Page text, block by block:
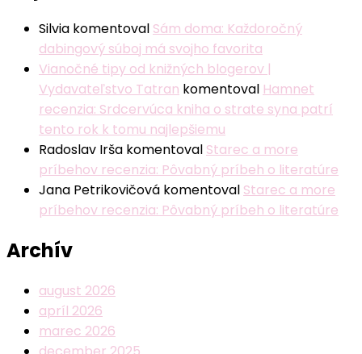
Silvia komentoval Sám doma: Každoročný
dabingový súboj má svojho favorita
Vianočné tipy od knižných blogerov |
Vydavateľstvo Tatran komentoval Hamnet
recenzia: Srdcervúca kniha o strate syna patrí
tento rok k tomu najlepšiemu
Radoslav Irša komentoval Starec a more
príbehov recenzia: Pôvabný príbeh o literatúre
Jana Petrikovičová komentoval Starec a more
príbehov recenzia: Pôvabný príbeh o literatúre
Archív
august 2026
apríl 2026
marec 2026